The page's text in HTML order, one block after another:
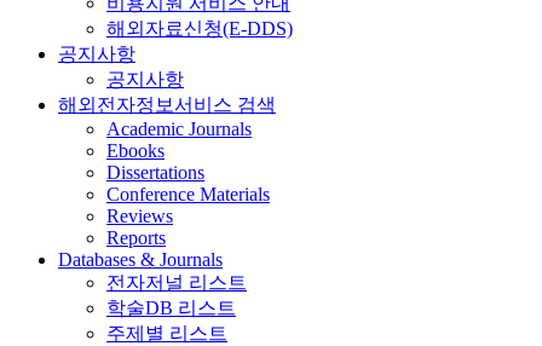
해외자료신청(E-DDS)
공지사항
공지사항
해외전자정보서비스 검색
Academic Journals
Ebooks
Dissertations
Conference Materials
Reviews
Reports
Databases & Journals
전자저널 리스트
학술DB 리스트
주제별 리스트